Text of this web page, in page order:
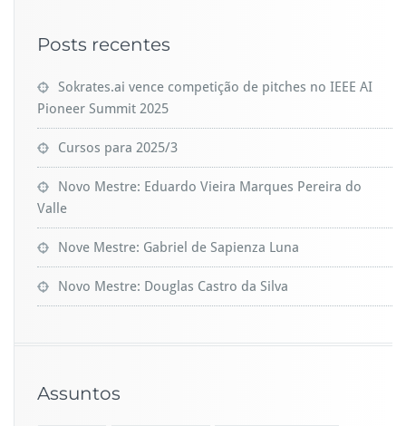
Posts recentes
Sokrates.ai vence competição de pitches no IEEE AI
Pioneer Summit 2025
Cursos para 2025/3
Novo Mestre: Eduardo Vieira Marques Pereira do
Valle
Nove Mestre: Gabriel de Sapienza Luna
Novo Mestre: Douglas Castro da Silva
Assuntos